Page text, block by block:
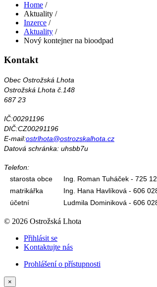
Home /
Aktuality /
Inzerce /
Aktuality /
Nový kontejner na bioodpad
Kontakt
Obec Ostrožská Lhota
Ostrožská Lhota č.148
687 23
IČ:00291196
DIČ:CZ00291196
E-mail:ostrlhota@ostrozskalhota.cz
Datová schránka: uhsbb7u
Telefon:
starosta obce
Ing. Roman Tuháček - 725
matrikářka
Ing. Hana Havlíková - 606
účetní
Ludmila Dominiková - 606
© 2026 Ostrožská Lhota
Přihlásit se
Kontaktujte nás
Prohlášení o přístupnosti
×